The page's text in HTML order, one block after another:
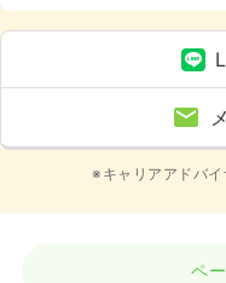
※キャリアアドバ
ペ